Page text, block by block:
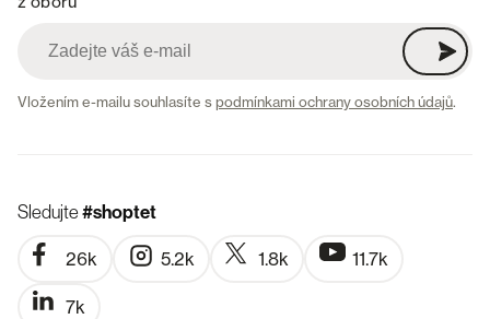
Vložením e-mailu souhlasíte spodmínkami ochrany osobních údajů.
Sledujte#shoptet
26k 5.2k 1.8k 11.7k
7k